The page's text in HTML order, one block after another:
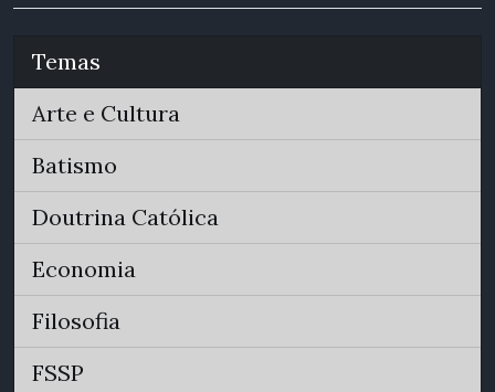
Temas
Arte e Cultura
Batismo
Doutrina Católica
Economia
Filosofia
FSSP